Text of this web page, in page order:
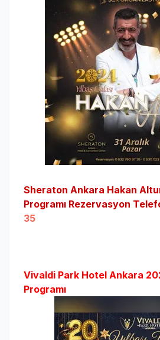
Sheraton Ankara Hakan
Programı Rezervasyon
35
Vivaldi Park Hotel Ankara
Programı